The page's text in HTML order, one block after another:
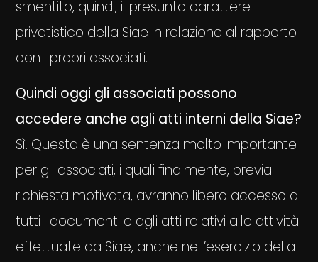
smentito, quindi, il presunto carattere
privatistico della Siae in relazione al rapporto
con i propri associati.
Quindi oggi gli associati possono
accedere anche agli atti interni della Siae?
Sì. Questa è una sentenza molto importante
per gli associati, i quali finalmente, previa
richiesta motivata, avranno libero accesso a
tutti i documenti e agli atti relativi alle attività
effettuate da Siae, anche nell’esercizio della